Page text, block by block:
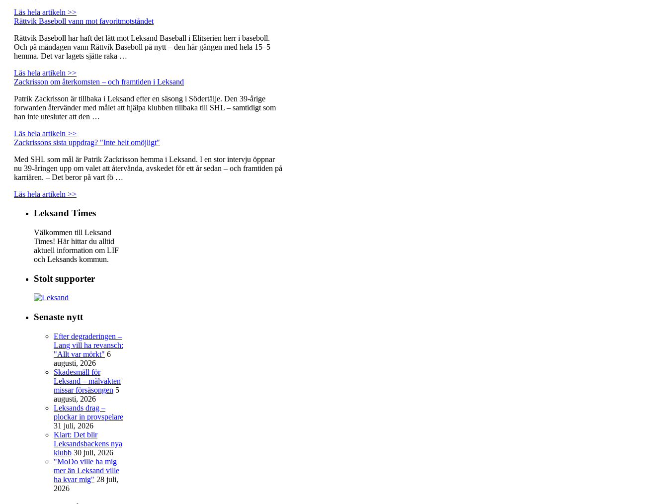
Läs hela artikeln >>
Rättvik Baseboll vann mot favoritmotståndet
Rättvik Baseboll har haft det lätt mot Leksand Baseball i Elitserien herr i baseboll.
Och på måndagen vann Rättvik Baseboll på nytt – den här gången med hela 15–5
hemma. Det var lagets sjätte raka …
Läs hela artikeln >>
Zackrisson om återkomsten – och framtiden i Leksand
Patrik Zackrisson är tillbaka i Leksand efter en säsong i Södertälje. Den 39-årige
forwarden återvänder med målet att hjälpa klubben tillbaka till SHL – samtidigt som
han inte utesluter att den …
Läs hela artikeln >>
Zackrissons sista uppdrag? "Inte helt omöjligt"
Med SHL som mål är Patrik Zackrisson hemma i Leksand. I en stor intervju öppnar
nu 39-åringen upp om valet att återvända, avskedet för ett år sedan – och framtiden på
karriären. – Det beror på vart fö …
Läs hela artikeln >>
Leksand Times
Välkommen till Leksand
Times! Här hittar du alltid
aktuell information om LIF
och Leksands kommun.
Stolt supporter
Senaste nytt
Efter degraderingen –
Lang vill ha revansch:
"Allt var mörkt" 6
augusti, 2026
Skadesmäll för
Leksand – målvakten
missar försäsongen 5
augusti, 2026
Leksands drag –
plockar in provspelare
31 juli, 2026
Klart: Det blir
Leksandsbackens nya
klubb 30 juli, 2026
"MoDo ville ha mig
mer än Leksand ville
ha kvar mig" 28 juli,
2026